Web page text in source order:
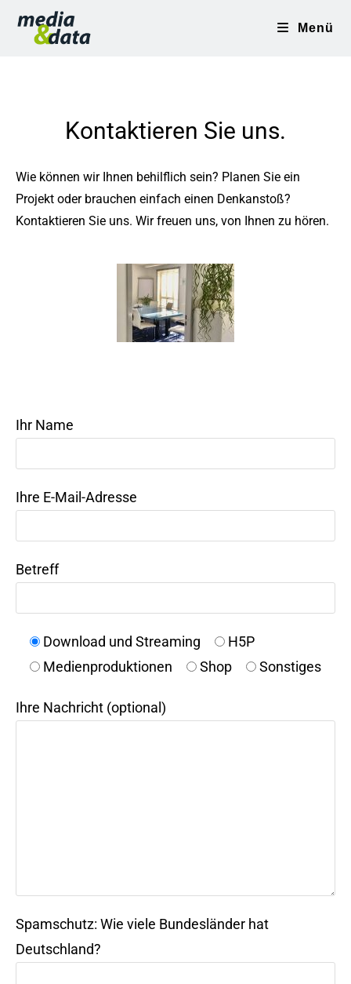
Menü
Kontaktieren Sie uns.
Wie können wir Ihnen behilflich sein? Planen Sie ein
Projekt oder brauchen einfach einen Denkanstoß?
Kontaktieren Sie uns. Wir freuen uns, von Ihnen zu hören.
Ihr Name
Ihre E-Mail-Adresse
Betreff
Download und Streaming
H5P
Medienproduktionen
Shop Sonstiges
Ihre Nachricht (optional)
Spamschutz: Wie viele Bundesländer hat
Deutschland?